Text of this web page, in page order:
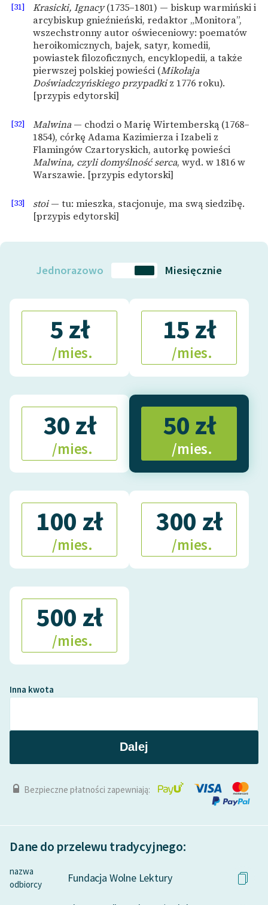
[31] Krasicki, Ignacy(1735–1801) — biskup warmiński i
arcybiskup gnieźnieński, redaktor „Monitora”,
wszechstronny autor oświeceniowy: poematów
heroikomicznych, bajek, satyr, komedii,
powiastek filozoficznych, encyklopedii, a także
pierwszej polskiej powieści (Mikołaja
Doświadczyńskiego przypadkiz 1776 roku).
[przypis edytorski]
[32] Malwina— chodzi o Marię Wirtemberską (1768–
1854), córkę Adama Kazimierza i Izabeli z
Flamingów Czartoryskich, autorkę powieści
Malwina, czyli domyślność serca, wyd. w 1816 w
Warszawie. [przypis edytorski]
[33] stoi— tu: mieszka, stacjonuje, ma swą siedzibę.
[przypis edytorski]
Jednorazowo Miesięcznie
5 zł
/mies.
15 zł
/mies.
30 zł
/mies.
50 zł
/mies.
100 zł
/mies.
300 zł
/mies.
500 zł
/mies.
Inna kwota
Dalej
Bezpieczne płatności zapewniają:
Dane do przelewu tradycyjnego:
nazwa
odbiorcy
Fundacja Wolne Lektury